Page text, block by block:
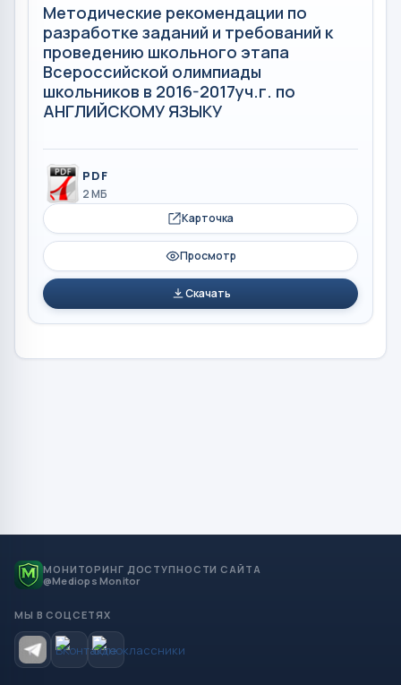
Методические рекомендации по
разработке заданий и требований к
проведению школьного этапа
Всероссийской олимпиады
школьников в 2016-2017уч.г. по
АНГЛИЙСКОМУ ЯЗЫКУ
PDF
2 МБ
Карточка
Просмотр
Скачать
МОНИТОРИНГ ДОСТУПНОСТИ САЙТА
@Mediops Monitor
МЫ В СОЦСЕТЯХ